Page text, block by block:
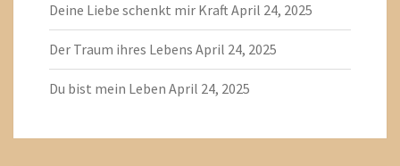
Deine Liebe schenkt mir KraftApril 24, 2025
Der Traum ihres Lebens April 24, 2025
Du bist mein Leben April 24, 2025